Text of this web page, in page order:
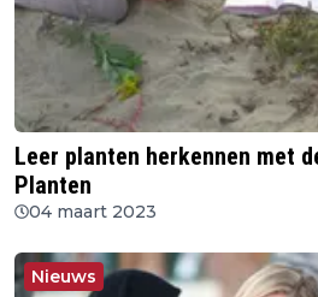
Leer planten herkennen met
Planten
04 maart 2023
Nieuws